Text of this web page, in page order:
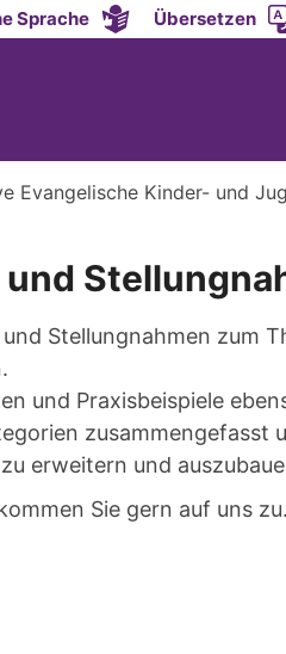
Sprache Übersetzen
Evangelische Kinder- und
Stellungnahmen zum
und Praxisbeispiele
zusammengefasst
erweitern und
Sie gern auf uns zu.